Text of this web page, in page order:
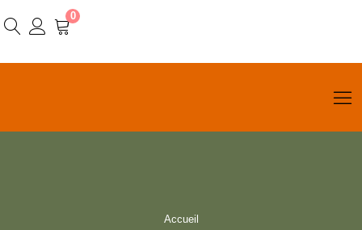
0
Accueil